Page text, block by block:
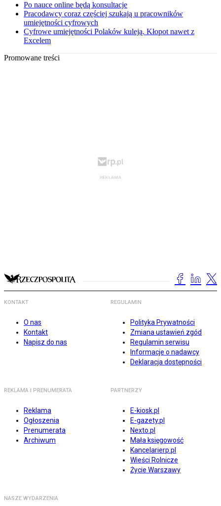
Po nauce online będą konsultacje
Pracodawcy coraz częściej szukają u pracowników
umiejętności cyfrowych
Cyfrowe umiejętności Polaków kuleją. Kłopot nawet z
Excelem
Promowane treści
KONTAKT
O nas
Kontakt
Napisz do nas
REGULAMIN
Polityka Prywatności
Zmiana ustawień zgód
Regulamin serwisu
Informacje o nadawcy
Deklaracja dostępności
REKLAMA I PRENUMERATA
Reklama
Ogłoszenia
Prenumerata
Archiwum
PARTNERZY
E-kiosk.pl
E-gazety.pl
Nexto.pl
Mała księgowość
Kancelarierp.pl
Wieści Rolnicze
Życie Warszawy
NASZE WYDARZENIA